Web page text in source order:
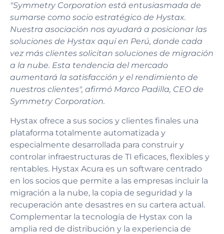
"Symmetry Corporation está entusiasmada de
sumarse como socio estratégico de Hystax.
Nuestra asociación nos ayudará a posicionar las
soluciones de Hystax aquí en Perú, donde cada
vez más clientes solicitan soluciones de migración
a la nube. Esta tendencia del mercado
aumentará la satisfacción y el rendimiento de
nuestros clientes", afirmó Marco Padilla, CEO de
Symmetry Corporation.
Hystax ofrece a sus socios y clientes finales una
plataforma totalmente automatizada y
especialmente desarrollada para construir y
controlar infraestructuras de TI eficaces, flexibles y
rentables. Hystax Acura es un software centrado
en los socios que permite a las empresas incluir la
migración a la nube, la copia de seguridad y la
recuperación ante desastres en su cartera actual.
Complementar la tecnología de Hystax con la
amplia red de distribución y la experiencia de